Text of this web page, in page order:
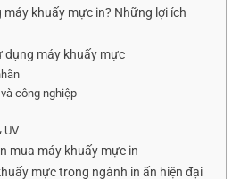
khuấy mực in? Những lợi ích
dụng máy khuấy mực
công nghiệp
UV
mua máy khuấy mực in
mực trong ngành in ấn hiện đại